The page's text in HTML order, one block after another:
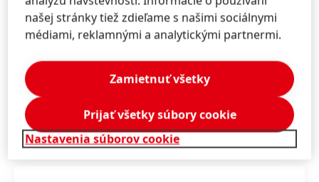
Kontaktujte nás
Nechajte si poradiť o našich značkách a
riešeniach.
VIAC INFORMÁCIÍ
našej stránky tiež zdieľame s našimi sociálnymi
médiami, reklamnými a analytickými partnermi.
Nastavenia súborov cookie
Zamietnuť všetky
Prijať všetky súbory cookie